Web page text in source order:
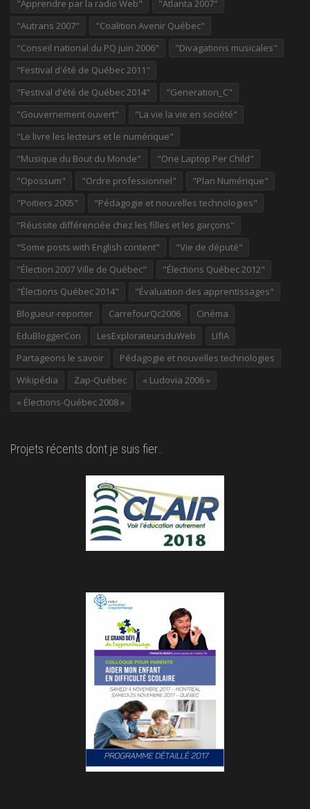
"Apprendre par la radio Web"
"Atlanta 2007"
"Autrans 2007"
"Coalition Avenir Québec"
"Conseil national du PQ juin 2006"
"Divagations musicales"
"Festival d'été de Québec 2011"
"Festival d'été de Québec 2014"
"Generation_C"
"Gouvernement ouvert"
"La vie la vie en société"
"Le livre les lecteurs et le numérique"
"Musique du Bout du Monde"
"One Laptop Per Child"
"Opossum"
"Ordre professionnel"
"Plan Numérique"
"Poitiers 2005"
"Pédagogie et nouvelles technologies"
"Réussite différenciée chez les filles et les garçons"
"Some posts with English content"
"Vie de député"
"Élection 2007 Ville de Québec"
"Élections Québec 2012"
"Élections Québec 2014"
"Évaluation des apprentissages"
Blogueur-reporter
CarrefourQc2006
Cinéma
EduBloggerCon
LesExplorateursduWeb
LIfIA
Partageons le savoir
Pédagogie et nouvelles technologies
Wikipédia
Zap-Québec
« Ludovia 2006 »
« Élections-Québec 2008 »
Projets récents dont je suis fier…